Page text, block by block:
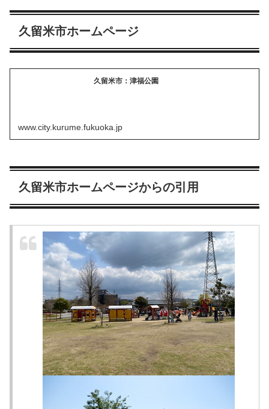
久留米市ホームページ
久留米市：津福公園
www.city.kurume.fukuoka.jp
久留米市ホームページからの引用